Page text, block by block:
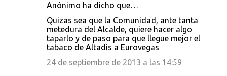
Anónimo ha dicho que…
Quizas sea que la Comunidad, ante tanta
metedura del Alcalde, quiere hacer algo
taparlo y de paso para que llegue mejor el
tabaco de Altadis a Eurovegas
24 de septiembre de 2013 a las 14:59